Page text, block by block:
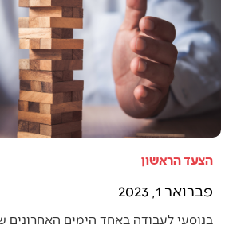
הצעד הראשון
פברואר 1, 2023
בנוסעי לעבודה באחד הימים האחרונים